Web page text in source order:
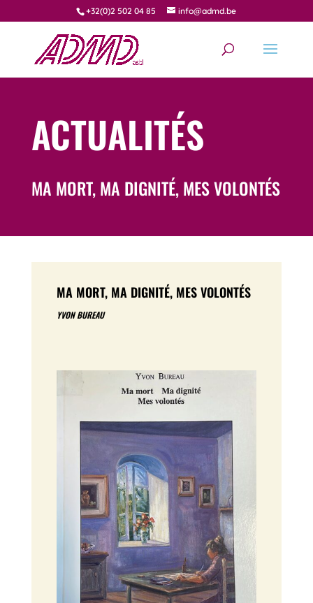
+32(0)2 502 04 85 info@admd.be
ACTUALITÉS
MA MORT, MA DIGNITÉ, MES VOLONTÉS
MA MORT, MA DIGNITÉ, MES VOLONTÉS
YVON BUREAU